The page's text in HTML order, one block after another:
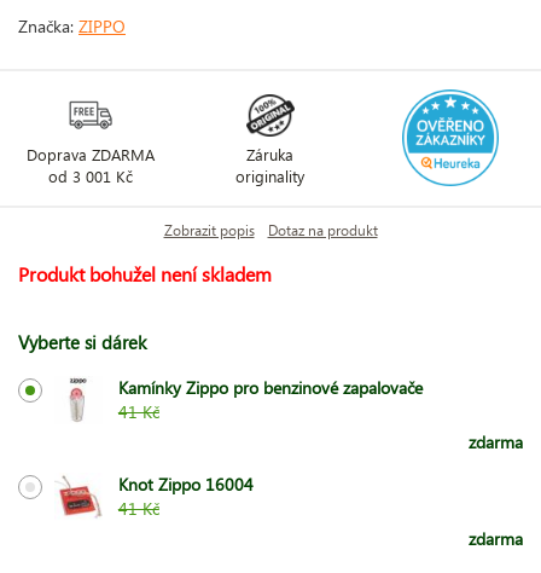
Značka: ZIPPO
Doprava ZDARMA
od 3 001 Kč
Záruka
originality
Zobrazit popis Dotaz na produkt
Produkt bohužel není skladem
Vyberte si dárek
Kamínky Zippo pro benzinové zapalovače
41 Kč
zdarma
Knot Zippo 16004
41 Kč
zdarma